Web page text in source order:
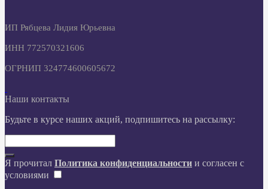
ИП Рябцева Лидия Юрьевна
ИНН 772570321606
ОГРНИП 324774600605672
Наши контакты
Будьте в курсе наших акций, подпишитесь на рассылку:
Я прочитал Политика конфиденциальности и согласен с
условиями